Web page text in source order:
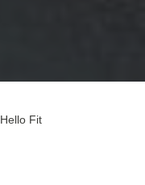
Hello Fit